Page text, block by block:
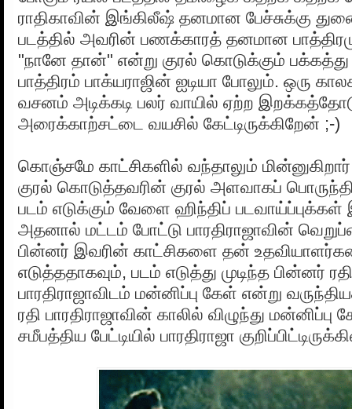
ராதிகாவின் இங்கிலீஷ் தனமான பேச்சுக்கு
படத்தில் அவரின் பணக்காரத் தனமான
"நானே தான்" என்று குரல் கொடுக்கும் பக்கத்து
பாத்திரம் பாக்யராஜின் ஐடியா போலும். ஒரு
வசனம் அடிக்கடி பலர் வாயில் ஏற்ற
அரைக்காற்சட்டை வயசில் கேட்டிருக்கிறேன் ;-)
கொஞ்சமே காட்சிகளில் வந்தாலும் மின்னுகிறார்
குரல் கொடுத்தவரின் குரல் அளவாகப்
படம் எடுக்கும் வேளை ஹிந்திப் படவாய்ப்புக்கள்
அதனால் மட்டம் போட்டு பாரதிராஜாவின்
பின்னர் இவரின் காட்சிகளை தன்
எடுத்ததாகவும், படம் எடுத்து முடிந்த பின்னர்
பாரதிராஜாவிடம் மன்னிப்பு கேள் என்று
ரதி பாரதிராஜாவின் காலில் விழுந்து மன்னிப்பு
சமீபத்திய பேட்டியில் பாரதிராஜா